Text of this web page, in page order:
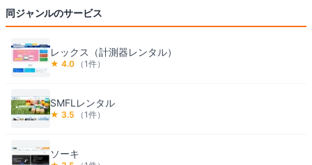
同ジャンルのサービス
レックス（計測器レンタル）
★ 4.0 （1件）
SMFLレンタル
★ 3.5 （1件）
ソーキ